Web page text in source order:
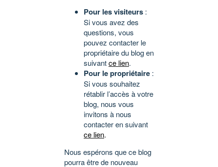
Pour les visiteurs :
Si vous avez des
questions, vous
pouvez contacter le
propriétaire du blog en
suivantce lien.
Pour le propriétaire :
Si vous souhaitez
rétablir l’accès à votre
blog, nous vous
invitons à nous
contacter en suivant
ce lien.
Nous espérons que ce blog
pourra être de nouveau